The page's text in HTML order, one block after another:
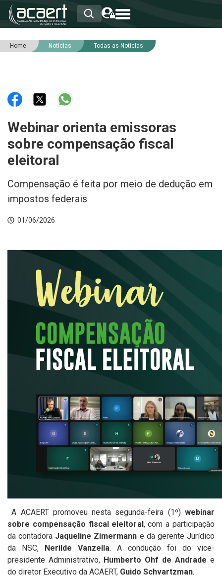
HOME
RNA
NOTÍCIAS
SERVIÇOS
INTEGRIDADE
Home Notícias Todas as Notícias
Webinar orienta emissoras
sobre compensação fiscal
eleitoral
Compensação é feita por meio de dedução em
impostos federais
01/06/2026
A ACAERT promoveu nesta segunda-feira (1º)webinar
sobre compensação fiscal eleitoral, com a participação
da contadora Jaqueline Zimermann e da gerente Jurídico
da NSC, Nerilde Vanzella. A condução foi do vice-
presidente Administrativo, Humberto Ohf de Andrade e
do diretor Executivo da ACAERT, Guido Schvartzman.